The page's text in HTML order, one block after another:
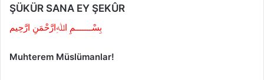
ŞÜKÜR SANA EY ŞEKÛR
بِسْـــــــمِ اﷲِارَّحْمَنِ ارَّحِيم
Muhterem Müslümanlar!